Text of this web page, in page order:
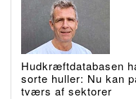
Hudkræftdatabasen
sorte huller: Nu kan
tværs af sektorer